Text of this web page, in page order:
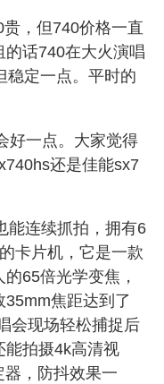
，但740价格一直
话740在大火演唱
稳定一点。平时的
一点。大家觉得
还是佳能sx7
连续抓拍，拥有6
卡片机，它是一款
65倍光学变焦，
35mm焦距达到了
会现场轻松捕捉后
能拍摄4k高清视
，防抖效果一